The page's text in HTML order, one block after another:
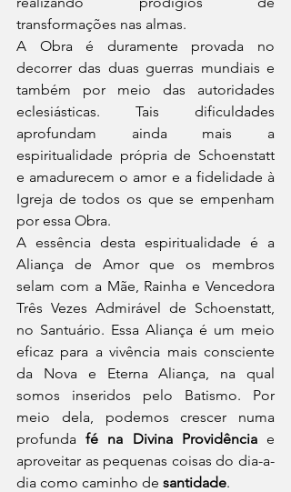
transformações nas almas.
A Obra é duramente provada no
decorrer das duas guerras mundiais e
também por meio das autoridades
eclesiásticas. Tais dificuldades
aprofundam ainda mais a
espiritualidade própria de Schoenstatt
e amadurecem o amor e a fidelidade à
Igreja de todos os que se empenham
por essa Obra.
A essência desta espiritualidade é a
Aliança de Amor que os membros
selam com a Mãe, Rainha e Vencedora
Três Vezes Admirável de Schoenstatt,
no Santuário. Essa Aliança é um meio
eficaz para a vivência mais consciente
da Nova e Eterna Aliança, na qual
somos inseridos pelo Batismo. Por
meio dela, podemos crescer numa
profunda fé na Divina Providência e
aproveitar as pequenas coisas do dia-a-
dia como caminho de santidade.